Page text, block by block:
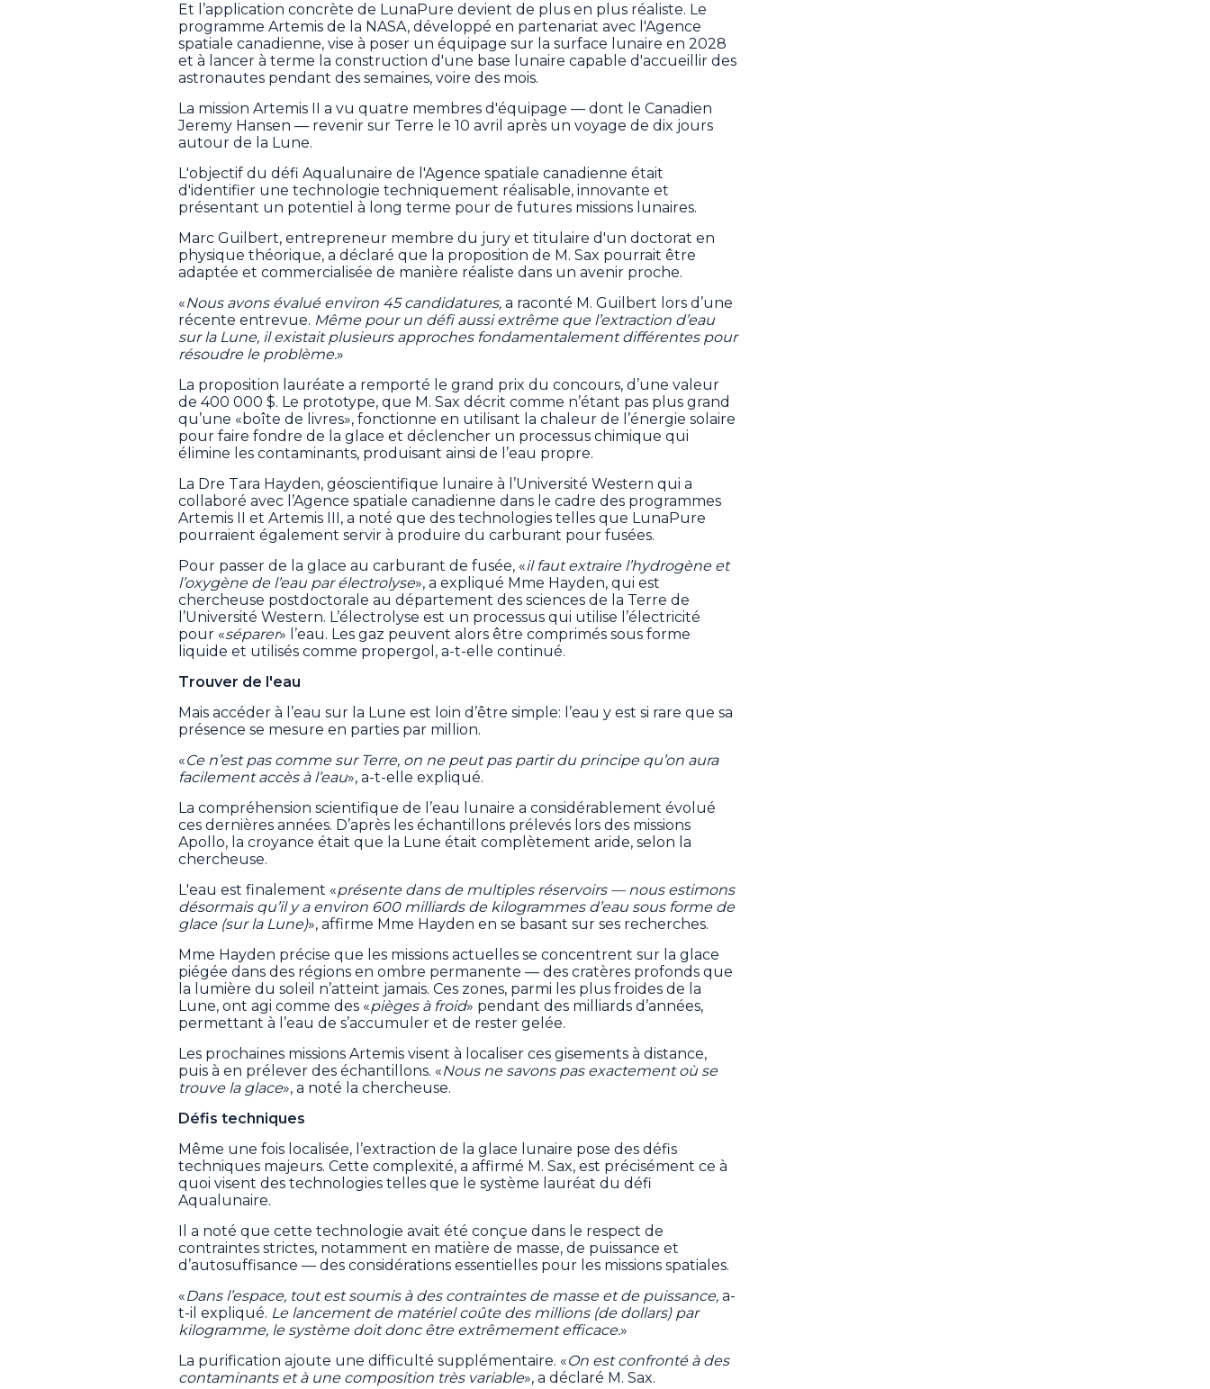
Et l’application concrète de LunaPure devient de plus en plus réaliste. Le
programme Artemis de la NASA, développé en partenariat avec l'Agence
spatiale canadienne, vise à poser un équipage sur la surface lunaire en 2028
et à lancer à terme la construction d'une base lunaire capable d'accueillir des
astronautes pendant des semaines, voire des mois.
La mission Artemis II a vu quatre membres d'équipage — dont le Canadien
Jeremy Hansen — revenir sur Terre le 10 avril après un voyage de dix jours
autour de la Lune.
L'objectif du défi Aqualunaire de l'Agence spatiale canadienne était
d'identifier une technologie techniquement réalisable, innovante et
présentant un potentiel à long terme pour de futures missions lunaires.
Marc Guilbert, entrepreneur membre du jury et titulaire d'un doctorat en
physique théorique, a déclaré que la proposition de M. Sax pourrait être
adaptée et commercialisée de manière réaliste dans un avenir proche.
«Nous avons évalué environ 45 candidatures, a raconté M. Guilbert lors d’une
récente entrevue. Même pour un défi aussi extrême que l’extraction d’eau
sur la Lune, il existait plusieurs approches fondamentalement différentes pour
résoudre le problème.»
La proposition lauréate a remporté le grand prix du concours, d’une valeur
de 400 000 $. Le prototype, que M. Sax décrit comme n’étant pas plus grand
qu’une «boîte de livres», fonctionne en utilisant la chaleur de l’énergie solaire
pour faire fondre de la glace et déclencher un processus chimique qui
élimine les contaminants, produisant ainsi de l’eau propre.
La Dre Tara Hayden, géoscientifique lunaire à l’Université Western qui a
collaboré avec l’Agence spatiale canadienne dans le cadre des programmes
Artemis II et Artemis III, a noté que des technologies telles que LunaPure
pourraient également servir à produire du carburant pour fusées.
Pour passer de la glace au carburant de fusée, «il faut extraire l’hydrogène et
l’oxygène de l’eau par électrolyse», a expliqué Mme Hayden, qui est
chercheuse postdoctorale au département des sciences de la Terre de
l’Université Western. L’électrolyse est un processus qui utilise l’électricité
pour «séparer» l’eau. Les gaz peuvent alors être comprimés sous forme
liquide et utilisés comme propergol, a-t-elle continué.
Trouver de l'eau
Mais accéder à l’eau sur la Lune est loin d’être simple: l’eau y est si rare que sa
présence se mesure en parties par million.
«Ce n’est pas comme sur Terre, on ne peut pas partir du principe qu’on aura
facilement accès à l’eau», a-t-elle expliqué.
La compréhension scientifique de l’eau lunaire a considérablement évolué
ces dernières années. D’après les échantillons prélevés lors des missions
Apollo, la croyance était que la Lune était complètement aride, selon la
chercheuse.
L'eau est finalement «présente dans de multiples réservoirs — nous estimons
désormais qu’il y a environ 600 milliards de kilogrammes d’eau sous forme de
glace (sur la Lune)», affirme Mme Hayden en se basant sur ses recherches.
Mme Hayden précise que les missions actuelles se concentrent sur la glace
piégée dans des régions en ombre permanente — des cratères profonds que
la lumière du soleil n’atteint jamais. Ces zones, parmi les plus froides de la
Lune, ont agi comme des «pièges à froid» pendant des milliards d’années,
permettant à l’eau de s’accumuler et de rester gelée.
Les prochaines missions Artemis visent à localiser ces gisements à distance,
puis à en prélever des échantillons. «Nous ne savons pas exactement où se
trouve la glace», a noté la chercheuse.
Défis techniques
Même une fois localisée, l’extraction de la glace lunaire pose des défis
techniques majeurs. Cette complexité, a affirmé M. Sax, est précisément ce à
quoi visent des technologies telles que le système lauréat du défi
Aqualunaire.
Il a noté que cette technologie avait été conçue dans le respect de
contraintes strictes, notamment en matière de masse, de puissance et
d’autosuffisance — des considérations essentielles pour les missions spatiales.
«Dans l’espace, tout est soumis à des contraintes de masse et de puissance, a-
t-il expliqué. Le lancement de matériel coûte des millions (de dollars) par
kilogramme, le système doit donc être extrêmement efficace.»
La purification ajoute une difficulté supplémentaire. «On est confronté à des
contaminants et à une composition très variable», a déclaré M. Sax.